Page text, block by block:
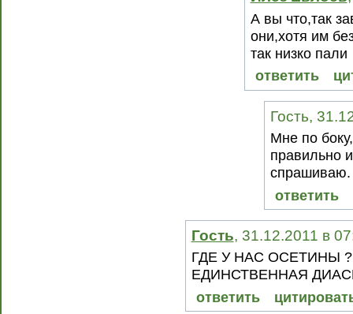
А вы что,так
они,хотя им
так низко пали
ответить
Гость,
Мне по
правильно
спрашиваю.
ответить
Гость, 31.12.2011 в
ГДЕ У НАС ОСЕТИНЫ
ЕДИНСТВЕННАЯ
ответить